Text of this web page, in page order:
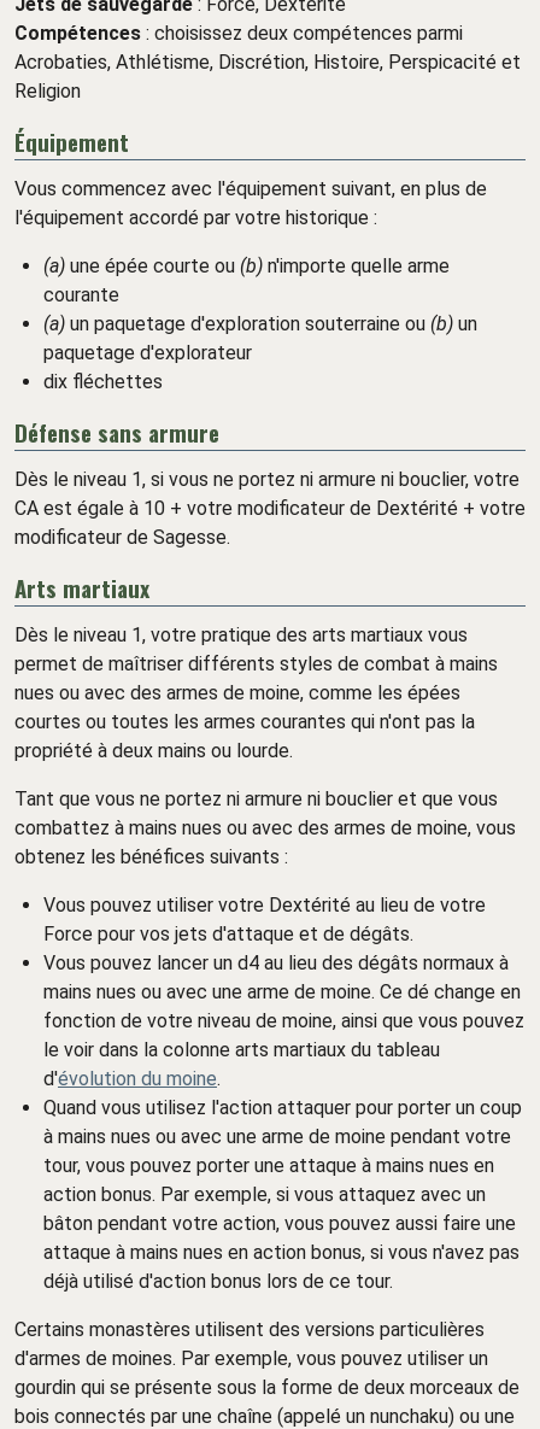
Compétences : choisissez deux compétences parmi
Acrobaties, Athlétisme, Discrétion, Histoire, Perspicacité et
Religion
Équipement
Vous commencez avec l'équipement suivant, en plus de
l'équipement accordé par votre historique :
(a) une épée courte ou (b) n'importe quelle arme
courante
(a) un paquetage d'exploration souterraine ou (b) un
paquetage d'explorateur
dix fléchettes
Défense sans armure
Dès le niveau 1, si vous ne portez ni armure ni bouclier, votre
CA est égale à 10 + votre modificateur de Dextérité + votre
modificateur de Sagesse.
Arts martiaux
Dès le niveau 1, votre pratique des arts martiaux vous
permet de maîtriser différents styles de combat à mains
nues ou avec des armes de moine, comme les épées
courtes ou toutes les armes courantes qui n'ont pas la
propriété à deux mains ou lourde.
Tant que vous ne portez ni armure ni bouclier et que vous
combattez à mains nues ou avec des armes de moine, vous
obtenez les bénéfices suivants :
Vous pouvez utiliser votre Dextérité au lieu de votre
Force pour vos jets d'attaque et de dégâts.
Vous pouvez lancer un d4 au lieu des dégâts normaux à
mains nues ou avec une arme de moine. Ce dé change en
fonction de votre niveau de moine, ainsi que vous pouvez
le voir dans la colonne arts martiaux du tableau
d'évolution du moine.
Quand vous utilisez l'action attaquer pour porter un coup
à mains nues ou avec une arme de moine pendant votre
tour, vous pouvez porter une attaque à mains nues en
action bonus. Par exemple, si vous attaquez avec un
bâton pendant votre action, vous pouvez aussi faire une
attaque à mains nues en action bonus, si vous n'avez pas
déjà utilisé d'action bonus lors de ce tour.
Certains monastères utilisent des versions particulières
d'armes de moines. Par exemple, vous pouvez utiliser un
gourdin qui se présente sous la forme de deux morceaux de
bois connectés par une chaîne (appelé un nunchaku) ou une